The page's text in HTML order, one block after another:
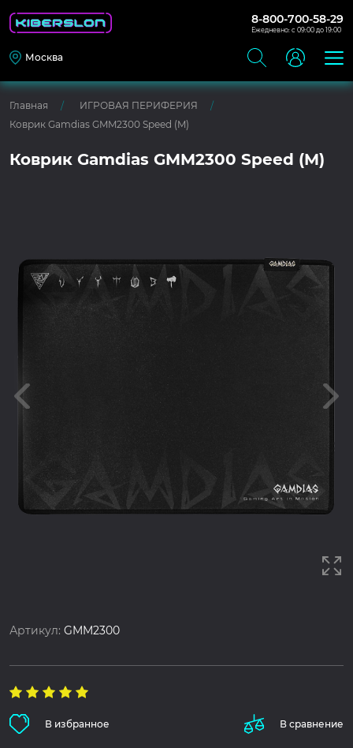
8-800-700-58-29
Ежедневно: с 09:00 до 19:00
Москва
Главная
ИГРОВАЯ ПЕРИФЕРИЯ
Коврик Gamdias GMM2300 Speed (M)
Коврик Gamdias GMM2300 Speed (M)
Артикул:GMM2300
В избранное В сравнение